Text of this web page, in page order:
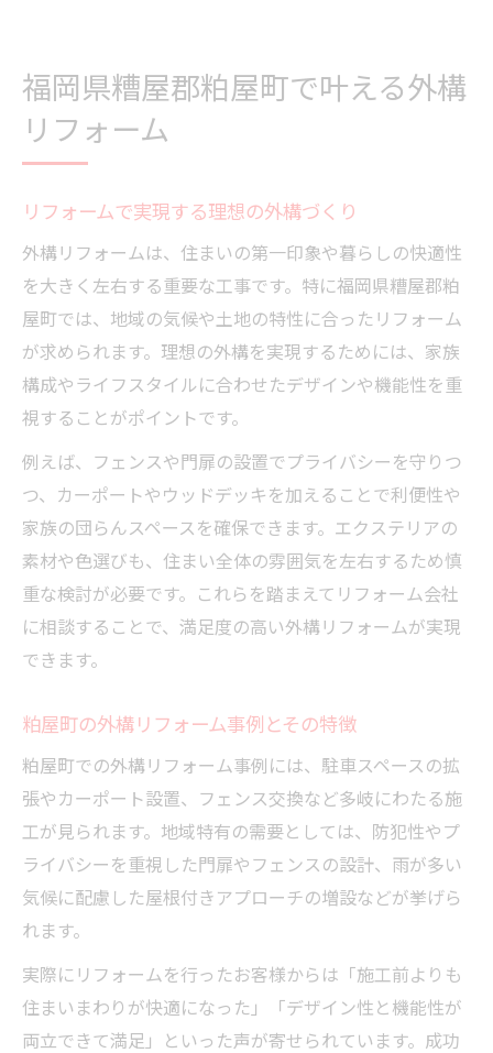
福岡県糟屋郡粕屋町で叶える外構
リフォーム
リフォームで実現する理想の外構づくり
外構リフォームは、住まいの第一印象や暮らしの快適性
を大きく左右する重要な工事です。特に福岡県糟屋郡粕
屋町では、地域の気候や土地の特性に合ったリフォーム
が求められます。理想の外構を実現するためには、家族
構成やライフスタイルに合わせたデザインや機能性を重
視することがポイントです。
例えば、フェンスや門扉の設置でプライバシーを守りつ
つ、カーポートやウッドデッキを加えることで利便性や
家族の団らんスペースを確保できます。エクステリアの
素材や色選びも、住まい全体の雰囲気を左右するため慎
重な検討が必要です。これらを踏まえてリフォーム会社
に相談することで、満足度の高い外構リフォームが実現
できます。
粕屋町の外構リフォーム事例とその特徴
粕屋町での外構リフォーム事例には、駐車スペースの拡
張やカーポート設置、フェンス交換など多岐にわたる施
工が見られます。地域特有の需要としては、防犯性やプ
ライバシーを重視した門扉やフェンスの設計、雨が多い
気候に配慮した屋根付きアプローチの増設などが挙げら
れます。
実際にリフォームを行ったお客様からは「施工前よりも
住まいまわりが快適になった」「デザイン性と機能性が
両立できて満足」といった声が寄せられています。成功